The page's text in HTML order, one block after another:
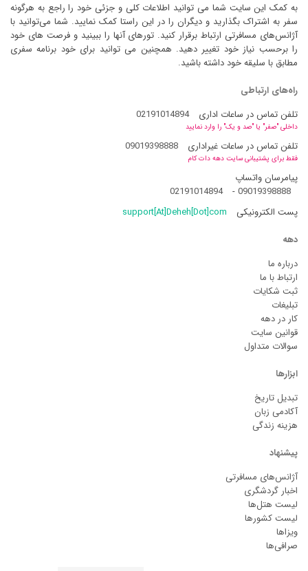
به کمک این سایت شما می توانید اطلاعات کلی و جزئی خود را راجع به هرگونه
سفر به اشتراک بگذارید و دیگران را در این راستا کمک نمایید. شما می‌توانید با
آژانس‌های مسافرتی ارتباط برقرار کنید. تورهای آنها را ببینید و فرصت های خود
را برحسب نیاز خود تغییر دهید. همچنین می توانید برای خود برنامه سفری
مطابق با سلیقه خود داشته باشید.
راه‌های ارتباطی
تلفن تماس در ساعات اداری
02191014894
داخلی "صفر" یا "صد و یک" را وارد نمایید
تلفن تماس در ساعات غیراداری 09019398888
فقط برای پشتیبانی سایت دهه دات کام
پیامرسان واتساپ
09019398888
-
02191014894
پست الکترونیکی
support[At]Deheh[Dot]com
دهه
درباره ما
ارتباط با ما
ثبت شکایات
تبلیغات
کار در دهه
قوانین سایت
سوالات متداول
ابزارها
تبدیل تاریخ
آکادمی زبان
هزینه زندگی
پیشنهاد
آژانس‌های مسافرتی
اخبار گردشگری
لیست هتل‌ها
لیست کشورها
ویزاها
صرافی‌ها